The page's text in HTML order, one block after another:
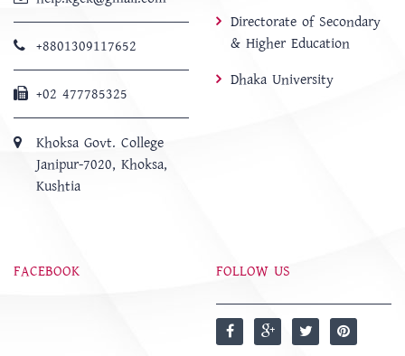
+8801309117652
+02 477785325
Khoksa Govt. College
Janipur-7020, Khoksa,
Kushtia
Directorate of Secondary
& Higher Education
Dhaka University
FACEBOOK FOLLOW US